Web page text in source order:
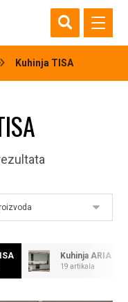
Kuhinja TISA
Kuhinja ARIA
19 artikala